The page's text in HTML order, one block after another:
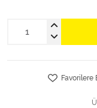
Favorilere